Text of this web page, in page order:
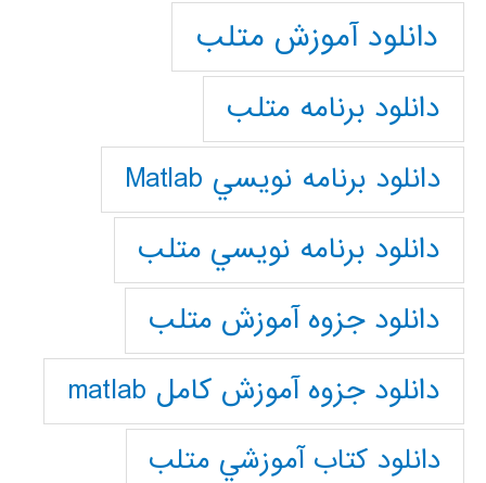
دانلود آموزش متلب
دانلود برنامه متلب
دانلود برنامه نويسي Matlab
دانلود برنامه نويسي متلب
دانلود جزوه آموزش متلب
دانلود جزوه آموزش کامل matlab
دانلود كتاب آموزشي متلب